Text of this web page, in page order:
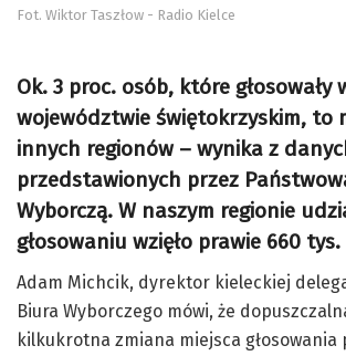
Fot. Wiktor Taszłow - Radio Kielce
Ok. 3 proc. osób, które głosowały
województwie świętokrzyskim, to
innych regionów – wynika z
przedstawionych przez
Wyborczą. W naszym regionie
głosowaniu wzięło prawie 660
Adam Michcik, dyrektor kieleckiej
Biura Wyborczego mówi, że
kilkukrotna zmiana miejsca głosowania